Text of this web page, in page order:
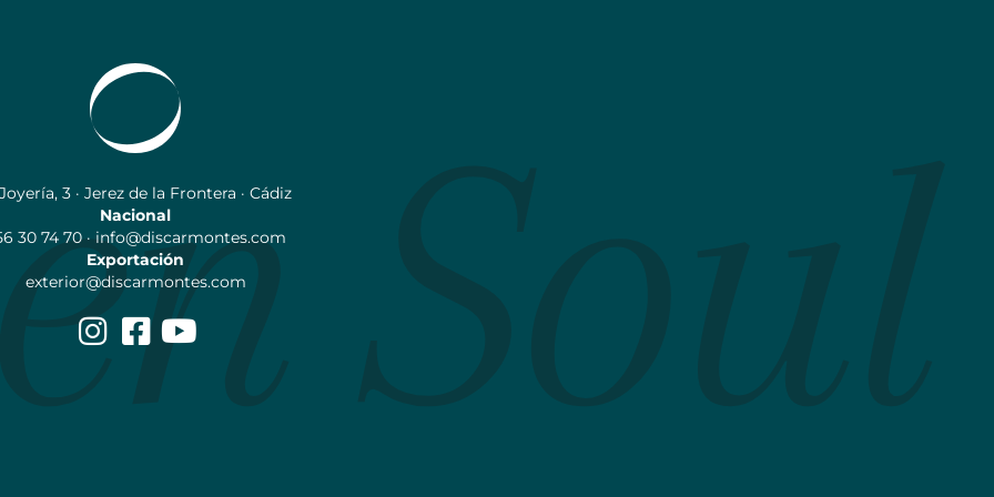
3 · Jerez de la Frontera · Cádiz
Nacional
30 74 70 · info@discarmontes.com
Exportación
exterior@discarmontes.com